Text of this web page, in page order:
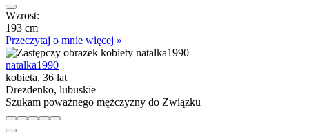
Wzrost:
193 cm
Przeczytaj o mnie więcej »
natalka1990
kobieta, 36 lat
Drezdenko, lubuskie
Szukam poważnego mężczyzny do Związku